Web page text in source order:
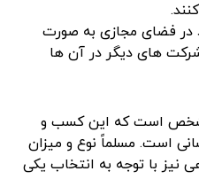
در فضای مجازی به صورت
شرکت های دیگر در آن ها
مشخص است که این کسب و
است. مسلماً نوع و میزان
با توجه به انتخاب یکی